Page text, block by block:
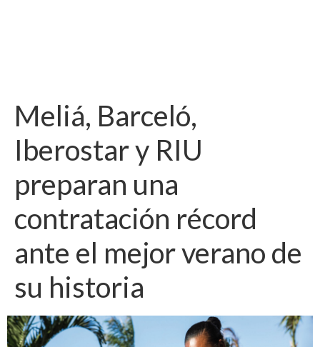
Meliá, Barceló,
Iberostar y RIU
preparan una
contratación récord
ante el mejor verano de
su historia